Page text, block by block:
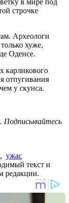
строчке
Археологи
хуже,
Оденсе.
карликового
отпугивания
у скунса.
Подписывайтесь
, ужас
текст и
редакции.